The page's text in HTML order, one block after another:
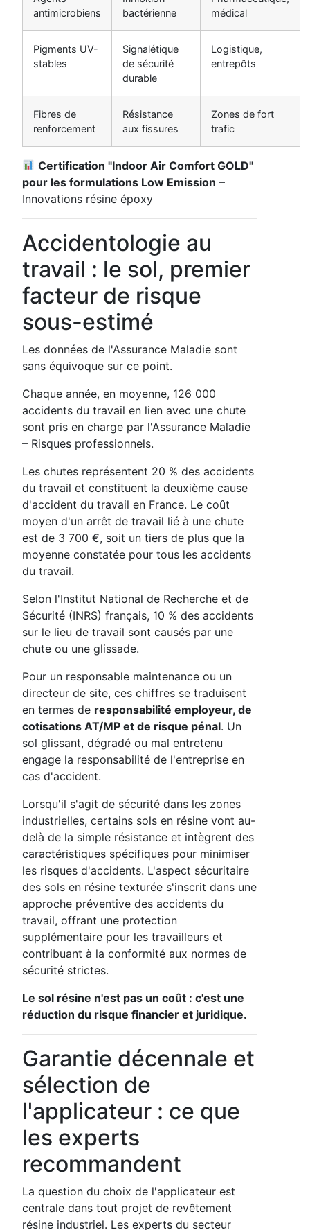
antimicrobiens
bactérienne
médical
Pigments UV-
stables
Signalétique
de sécurité
durable
Logistique,
entrepôts
Fibres de
renforcement
Résistance
aux fissures
Zones de fort
trafic
Certification "Indoor Air Comfort GOLD"
pour les formulations Low Emission –
Innovations résine époxy
Accidentologie au
travail : le sol, premier
facteur de risque
sous-estimé
Les données de l'Assurance Maladie sont
sans équivoque sur ce point.
Chaque année, en moyenne, 126 000
accidents du travail en lien avec une chute
sont pris en charge par l'Assurance Maladie
– Risques professionnels.
Les chutes représentent 20 % des accidents
du travail et constituent la deuxième cause
d'accident du travail en France. Le coût
moyen d'un arrêt de travail lié à une chute
est de 3 700 €, soit un tiers de plus que la
moyenne constatée pour tous les accidents
du travail.
Selon l'Institut National de Recherche et de
Sécurité (INRS) français, 10 % des accidents
sur le lieu de travail sont causés par une
chute ou une glissade.
Pour un responsable maintenance ou un
directeur de site, ces chiffres se traduisent
en termes de responsabilité employeur, de
cotisations AT/MP et de risque pénal. Un
sol glissant, dégradé ou mal entretenu
engage la responsabilité de l'entreprise en
cas d'accident.
Lorsqu'il s'agit de sécurité dans les zones
industrielles, certains sols en résine vont au-
delà de la simple résistance et intègrent des
caractéristiques spécifiques pour minimiser
les risques d'accidents. L'aspect sécuritaire
des sols en résine texturée s'inscrit dans une
approche préventive des accidents du
travail, offrant une protection
supplémentaire pour les travailleurs et
contribuant à la conformité aux normes de
sécurité strictes.
Le sol résine n'est pas un coût : c'est une
réduction du risque financier et juridique.
Garantie décennale et
sélection de
l'applicateur : ce que
les experts
recommandent
La question du choix de l'applicateur est
centrale dans tout projet de revêtement
résine industriel. Les experts du secteur